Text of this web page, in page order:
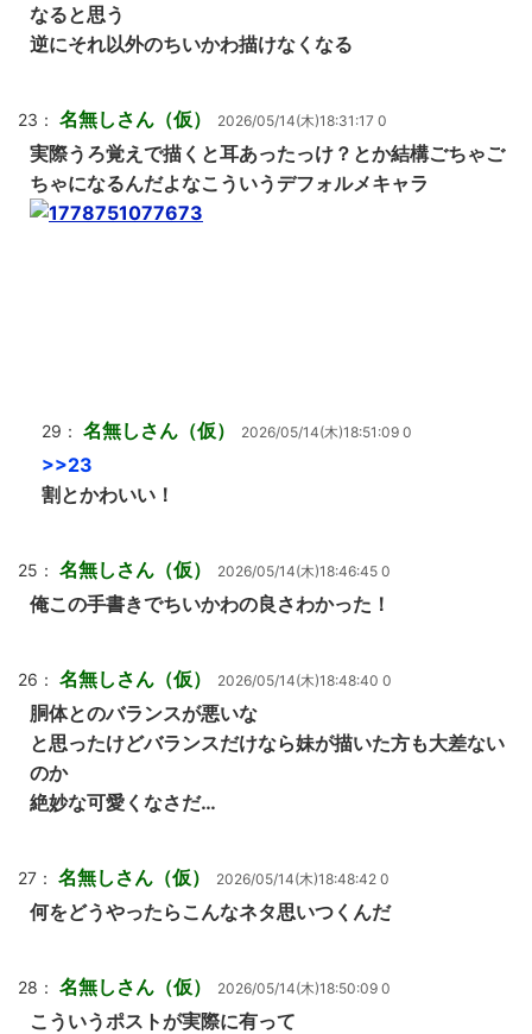
なると思う
逆にそれ以外のちいかわ描けなくなる
23： 名無しさん（仮） 2026/05/14(木)18:31:17 0
実際うろ覚えで描くと耳あったっけ？とか結構ごちゃご
ちゃになるんだよなこういうデフォルメキャラ
29： 名無しさん（仮） 2026/05/14(木)18:51:09 0
>>23
割とかわいい！
25： 名無しさん（仮） 2026/05/14(木)18:46:45 0
俺この手書きでちいかわの良さわかった！
26： 名無しさん（仮） 2026/05/14(木)18:48:40 0
胴体とのバランスが悪いな
と思ったけどバランスだけなら妹が描いた方も大差ない
のか
絶妙な可愛くなさだ…
27： 名無しさん（仮） 2026/05/14(木)18:48:42 0
何をどうやったらこんなネタ思いつくんだ
28： 名無しさん（仮） 2026/05/14(木)18:50:09 0
こういうポストが実際に有って